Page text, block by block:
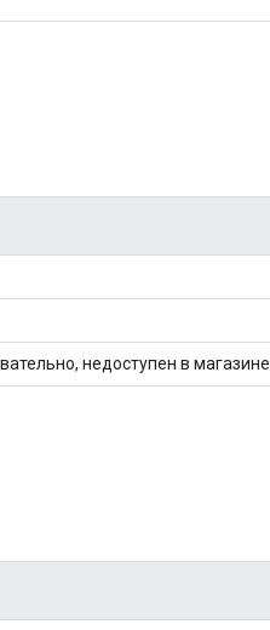
недоступен в магазине.